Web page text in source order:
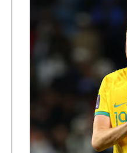
AS
vіѕа